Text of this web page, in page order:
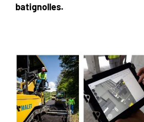
batignolles.